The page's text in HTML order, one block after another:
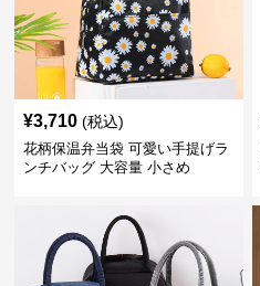
¥3,710 (税込)
花柄保温弁当袋 可愛い手提げラ
ンチバッグ 大容量 小さめ